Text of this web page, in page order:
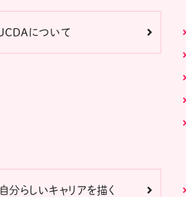
JCDAについて
自分らしいキャリアを描く